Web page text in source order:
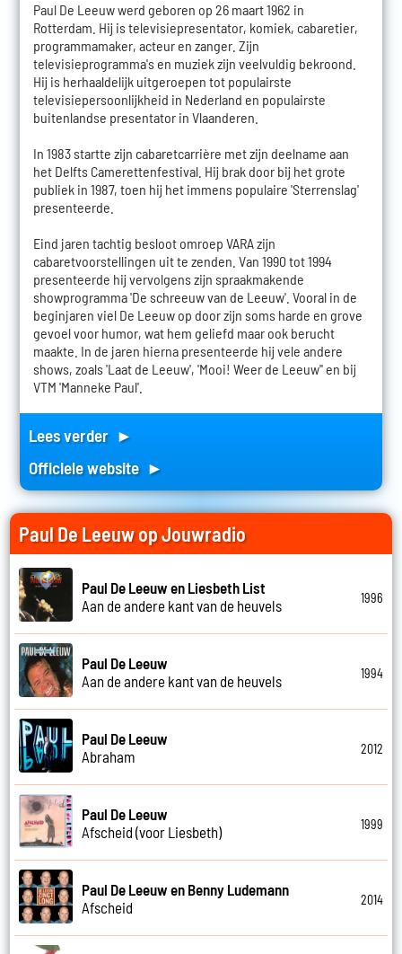
Paul De Leeuw werd geboren op 26 maart 1962 in
Rotterdam. Hij is televisiepresentator, komiek, cabaretier,
programmamaker, acteur en zanger. Zijn
televisieprogramma's en muziek zijn veelvuldig bekroond.
Hij is herhaaldelijk uitgeroepen tot populairste
televisiepersoonlijkheid in Nederland en populairste
buitenlandse presentator in Vlaanderen.
In 1983 startte zijn cabaretcarrière met zijn deelname aan
het Delfts Camerettenfestival. Hij brak door bij het grote
publiek in 1987, toen hij het immens populaire 'Sterrenslag'
presenteerde.
Eind jaren tachtig besloot omroep VARA zijn
cabaretvoorstellingen uit te zenden. Van 1990 tot 1994
presenteerde hij vervolgens zijn spraakmakende
showprogramma 'De schreeuw van de Leeuw'. Vooral in de
beginjaren viel De Leeuw op door zijn soms harde en grove
gevoel voor humor, wat hem geliefd maar ook berucht
maakte. In de jaren hierna presenteerde hij vele andere
shows, zoals 'Laat de Leeuw', 'Mooi! Weer de Leeuw'' en bij
VTM 'Manneke Paul'.
Lees verder ►
Officiele website ►
Paul De Leeuw op Jouwradio
Paul De Leeuw en Liesbeth List
Aan de andere kant van de heuvels
1996
Paul De Leeuw
Aan de andere kant van de heuvels
1994
Paul De Leeuw
Abraham
2012
Paul De Leeuw
Afscheid (voor Liesbeth)
1999
Paul De Leeuw en Benny Ludemann
Afscheid
2014